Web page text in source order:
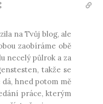
na Tvůj blog, ale
zaobíráme obě
necelý půlrok a za
takže se
hned potom mě
práce, kterým